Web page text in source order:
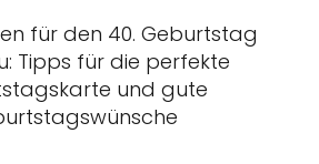
für den 40. Geburtstag
Tipps für die perfekte
und gute